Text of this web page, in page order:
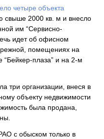
четыре объекта
2000 кв. м и внесло
им “Сервисно-
идет об офисном
помещениях на
“Бейкер-плаза” и на 2-м
три организации, внеся в
объекту недвижимости
была продана,
с обыском только в